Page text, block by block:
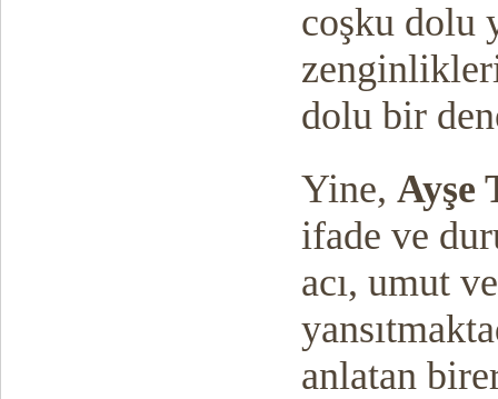
coşku dolu
dolu bir
Yine, Ayşe
ifade ve
acı, umut
anlatan